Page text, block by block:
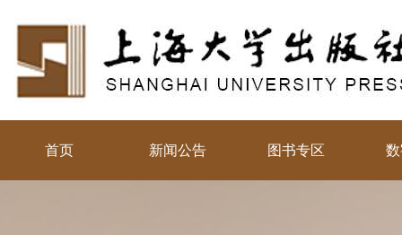
首页 新闻公告 图书专区